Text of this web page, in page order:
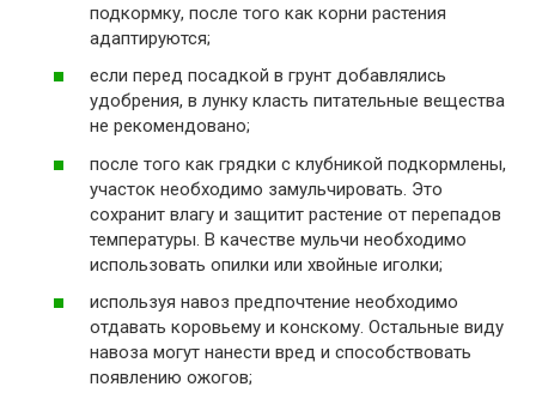
подкормку, после того как корни растения
адаптируются;
если перед посадкой в грунт добавлялись
удобрения, в лунку класть питательные вещества
не рекомендовано;
после того как грядки с клубникой подкормлены,
участок необходимо замульчировать. Это
сохранит влагу и защитит растение от перепадов
температуры. В качестве мульчи необходимо
использовать опилки или хвойные иголки;
используя навоз предпочтение необходимо
отдавать коровьему и конскому. Остальные виду
навоза могут нанести вред и способствовать
появлению ожогов;